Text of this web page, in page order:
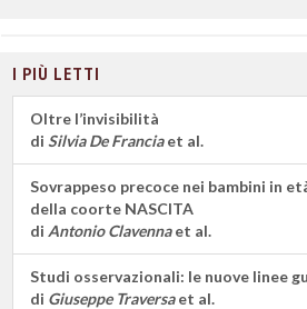
I PIÙ LETTI
Oltre l’invisibilità
di Silvia De Franciaet al.
Sovrappeso precoce nei bambini in
della coorte NASCITA
di Antonio Clavennaet al.
Studi osservazionali: le nuove linee
di Giuseppe Traversaet al.